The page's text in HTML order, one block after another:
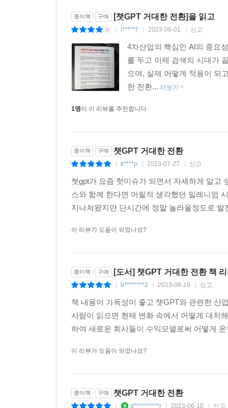
종이책 구매 [챗GPT 거대한 전환]을 읽고
l*****7 2023-06-01 신고
4차산업의 핵심인 AI의 중요
를 두고 이제 검색의 시대가
으며, 실제 어떻게 적용이 되
한 전환... 더보기
1명이 이 리뷰를 추천합니다.
종이책 구매 챗GPT 거대한 전환
k****p 2023-07-27 신고
쳇gpt가 요즘 핫이슈가 되면서 자세하게 알고
스와 함께 한다면 어릴적 생각했던 밀레니엄
지나쳐왔지만 단시간에 정말 놀라울정도로
이 리뷰가 도움이 되었나요?
종이책 구매 [도서] 챗GPT 거대한 전환 책
b********2 2023-06-19 신고
책 내용이 가독성이 좋고 챗GPT와 관련한 산
사람이 읽으면 현재 변화 속에서 어떻게 대처
하여 새로운 회사들이 수익모델로써 어떻게
이 리뷰가 도움이 되었나요?
종이책 구매 챗GPT 거대한 전환
d**********r 2023-06-10 신고